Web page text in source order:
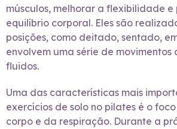
músculos, melhorar a flexibilidade e
equilíbrio corporal. Eles são
posições, como deitado, sentado,
envolvem uma série de movimentos
fluidos.
Uma das características mais
exercícios de solo no pilates é o
corpo e da respiração. Durante a